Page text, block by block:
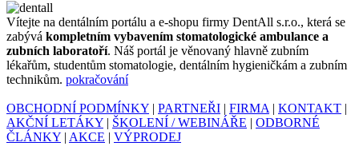
Ví­tejte na dentálním portálu a e-shopu firmy DentAll s.r.o., která se
zabývá kompletním vybavením stomatologické ambulance a
zubních laboratoří. Náš portál je věnovaný hlavně zubním
lékařům, studentům stomatologie, dentálním hygieničkám a zubním
technikům. pokračování
OBCHODNÍ PODMÍNKY | PARTNEŘI | FIRMA | KONTAKT |
AKČNÍ LETÁKY | ŠKOLENÍ / WEBINÁŘE | ODBORNÉ
ČLÁNKY | AKCE | VÝPRODEJ